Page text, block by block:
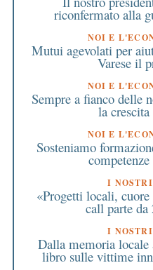
riconfermato alla
NOI E
Mutui agevolati per
Varese il
NOI E
Sempre a fianco delle
la
NOI E
Sosteniamo
I
«Progetti locali,
call parte da
I
Dalla memoria locale
libro sulle vittime